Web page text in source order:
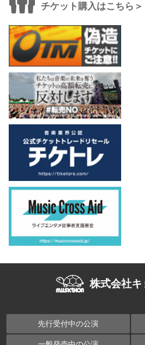
チケット購入はこちら＞
株式会社
先行受付中の公演